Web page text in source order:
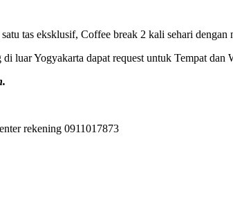
tas eksklusif, Coffee break 2 kali sehari dengan
Yogyakarta dapat request untuk Tempat dan
rekening 0911017873